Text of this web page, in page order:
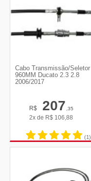
Cabo Transmissão/Seletor
960MM Ducato 2.3 2.8
2006/2017
R$ 207,35
2x de R$ 106,88
(1)